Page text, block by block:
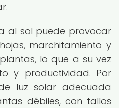
al sol puede provocar
marchitamiento y
lo que a su vez
y productividad. Por
luz solar adecuada
débiles, con tallos